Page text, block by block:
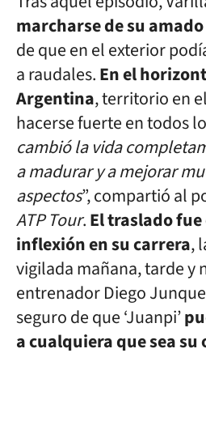
marcharse de su
de que en el exterior
a raudales.En el
Argentina, territorio en
hacerse fuerte en todos
cambió la vida
a madurar y a mejorar
aspectos”, compartió al
ATP Tour.El traslado
inflexión en su carrera,
vigilada mañana, tarde y
entrenador Diego
seguro de que ‘Juanpi’
a cualquiera que sea su